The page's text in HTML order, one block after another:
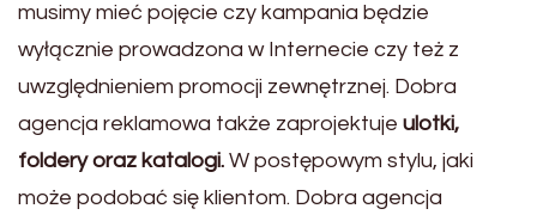
musimy mieć pojęcie czy kampania będzie
wyłącznie prowadzona w Internecie czy też z
uwzględnieniem promocji zewnętrznej. Dobra
agencja reklamowa także zaprojektuje ulotki,
foldery oraz katalogi. W postępowym stylu, jaki
może podobać się klientom. Dobra agencja